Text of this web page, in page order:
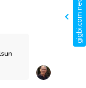
gigbi.com nedir?